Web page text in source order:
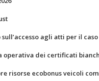
agli atti per il
operativa dei certificati
risorse ecobonus veicoli